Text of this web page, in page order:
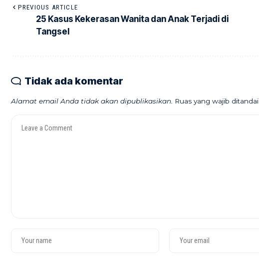
PREVIOUS ARTICLE
25 Kasus Kekerasan Wanita dan Anak Terjadi di
Tangsel
Tidak ada komentar
Alamat email Anda tidak akan dipublikasikan. Ruas yang wajib ditandai